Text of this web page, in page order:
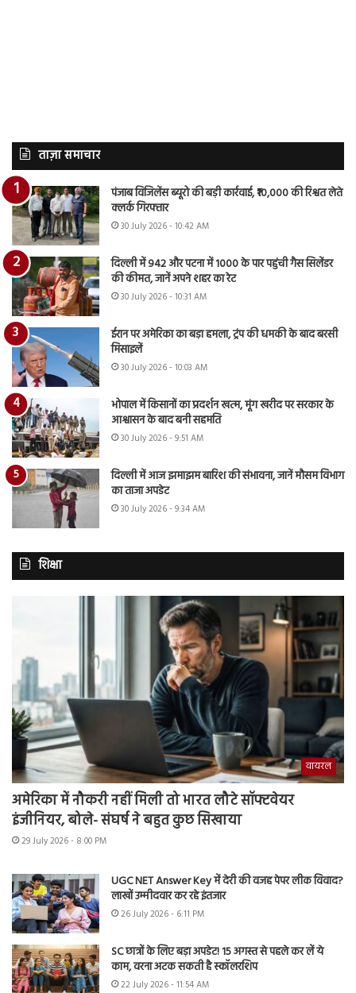
ताज़ा समाचार
पंजाब विजिलेंस ब्यूरो की बड़ी कार्रवाई, ₹10,000 की रिश्वत लेते
क्लर्क गिरफ्तार
30 July 2026 - 10:42 AM
दिल्ली में 942 और पटना में 1000 के पार पहुंची गैस सिलेंडर
की कीमत, जानें अपने शहर का रेट
30 July 2026 - 10:31 AM
ईरान पर अमेरिका का बड़ा हमला, ट्रंप की धमकी के बाद बरसी
मिसाइलें
30 July 2026 - 10:03 AM
भोपाल में किसानों का प्रदर्शन खत्म, मूंग खरीद पर सरकार के
आश्वासन के बाद बनी सहमति
30 July 2026 - 9:51 AM
दिल्ली में आज झमाझम बारिश की संभावना, जानें मौसम विभाग
का ताजा अपडेट
30 July 2026 - 9:34 AM
शिक्षा
वायरल
अमेरिका में नौकरी नहीं मिली तो भारत लौटे सॉफ्टवेयर
इंजीनियर, बोले- संघर्ष ने बहुत कुछ सिखाया
29 July 2026 - 8:00 PM
UGC NET Answer Key में देरी की वजह पेपर लीक विवाद?
लाखों उम्मीदवार कर रहे इंतजार
26 July 2026 - 6:11 PM
SC छात्रों के लिए बड़ा अपडेट! 15 अगस्त से पहले कर लें ये
काम, वरना अटक सकती है स्कॉलरशिप
22 July 2026 - 11:54 AM